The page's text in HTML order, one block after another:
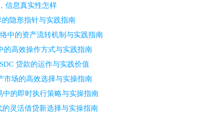
信息真实性怎样
的隐形指针与实践指南
中的资产流转机制与实践指南
的高效操作方式与实践指南
贷款的运作与实践价值
市场的高效选择与实操指南
中的即时执行策略与实操指南
灵活借贷新选择与实操指南